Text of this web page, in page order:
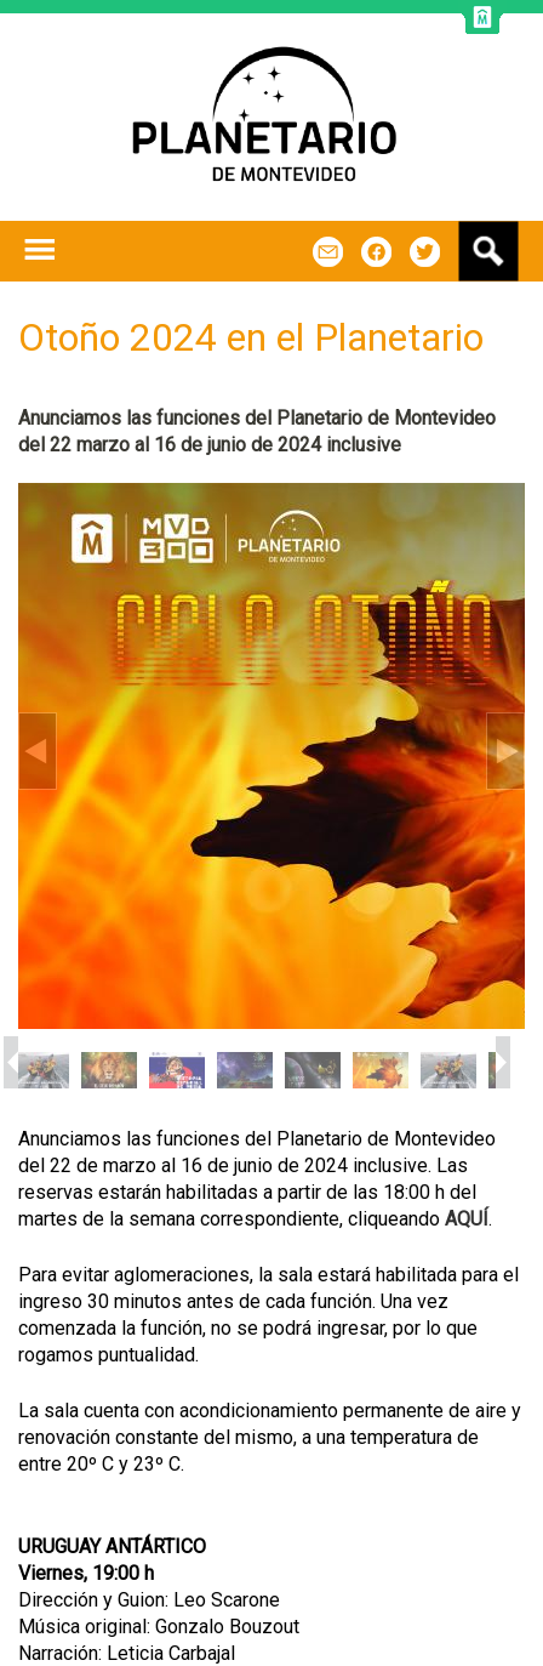
Otoño 2024 en el Planetario
Anunciamos las funciones del Planetario de Montevideo
del 22 marzo al 16 de junio de 2024 inclusive
Anunciamos las funciones del Planetario de Montevideo
del 22 de marzo al 16 de junio de 2024 inclusive. Las
reservas estarán habilitadas a partir de las 18:00 h del
martes de la semana correspondiente, cliqueando AQUÍ.
Para evitar aglomeraciones, la sala estará habilitada para el
ingreso 30 minutos antes de cada función. Una vez
comenzada la función, no se podrá ingresar, por lo que
rogamos puntualidad.
La sala cuenta con acondicionamiento permanente de aire y
renovación constante del mismo, a una temperatura de
entre 20º C y 23º C.
URUGUAY ANTÁRTICO
Viernes, 19:00 h
Dirección y Guion: Leo Scarone
Música original: Gonzalo Bouzout
Narración: Leticia Carbajal
s
a